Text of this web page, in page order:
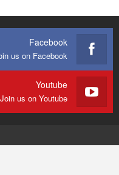
Facebook
us on Facebook
Youtube
Join us on Youtube